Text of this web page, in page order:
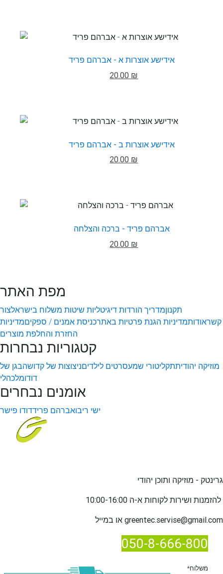
אידישע אוצרות א - אברהם פריד
20.00 ₪
אידישע אוצרות ב - אברהם פריד
20.00 ₪
אברהם פריד - ברכה והצלחה
20.00 ₪
מפת האתר
תקנוןמדריך הורדות דיגיטליות שיטות משלוח בישראלצור
קשראודותמדיניות הגנת פרטיות באתרכניסת אמנים / ספקיםמדיניות
החזרת והחלפת מוצרים
קטגוריות נבחרות
מוזיקה יהודיתתקליטורי שמעסרטים לילדיםניצוצות של קדושהבגן של
דודומלכהלי
אומנים נבחרים
ישי ריבואברהם פרידדודו פישר
גרינטק - מוזיקה ותוכן יהודי
להזמנות ו
greentec.servise@gmail.com
050-8-666-800
*משלוח